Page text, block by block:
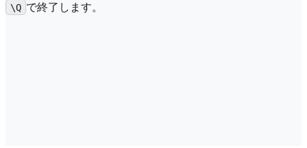
\Q で終了します。